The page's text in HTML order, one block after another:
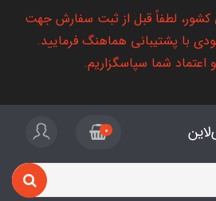
کشور، لطفاً قبل از ثبت سفارش جهت
با پشتیبانی هماهنگ فرمایید.
اعتماد شما سپاسگزاریم.
0